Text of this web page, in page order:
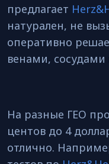
предлагает
натурален, не
оперативно
венами,
На разные ГЕО
центов до 4
отлично.